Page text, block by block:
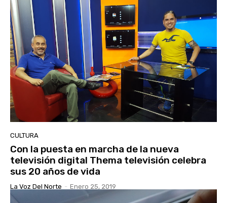
CULTURA
Con la puesta en marcha de la nueva
televisión digital Thema televisión celebra
sus 20 años de vida
La Voz Del Norte - Enero 25, 2019